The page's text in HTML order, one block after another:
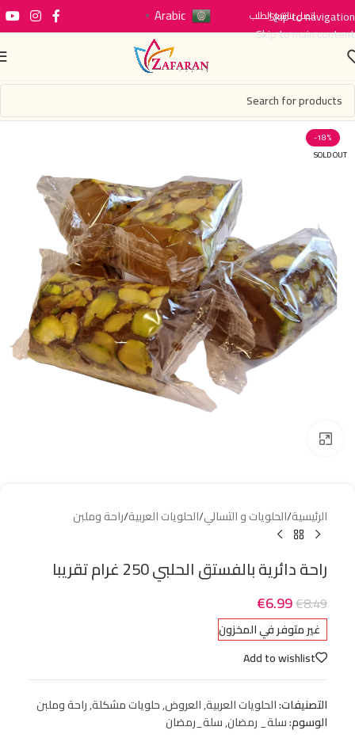
Skip to navigation
Skip to main content
اتصل بناتتبع الطلب Arabic
▼
-18%
SOLD OUT
الرئيسية/الحلويات و التسالي/الحلويات العربية/راحة وملبن
راحة دائرية بالفستق الحلبي 250 غرام تقريبا
€8.49
€6.99
غير متوفر في المخزون
Add to wishlist
التصنيفات:الحلويات العربية,العروض,حلويات مشكلة,راحة وملبن
الوسوم:سلة_ رمضان,سلة_رمضان